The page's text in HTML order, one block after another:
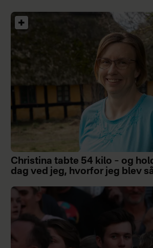
Christina tabte 54 kilo – og
dag ved jeg, hvorfor jeg blev